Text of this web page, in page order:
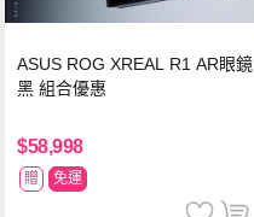
ASUS ROG XREAL R1 AR眼鏡
黑 組合優惠
$58,998
贈 免運